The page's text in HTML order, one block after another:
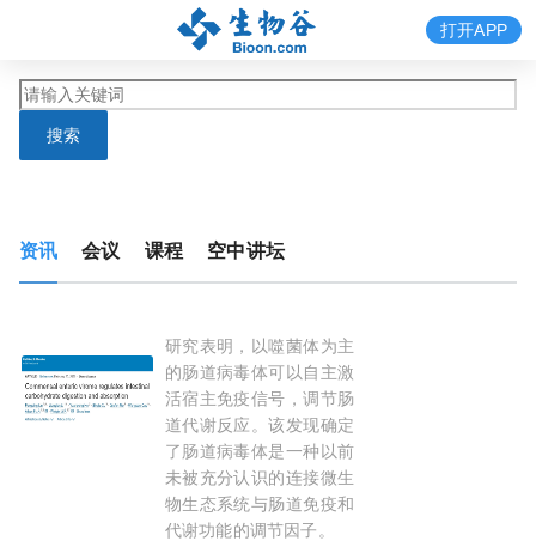
搜索
打开APP
资讯 会议 课程 空中讲坛
Cell子刊：肠道里的"隐形厨师"，李维勤/付爱坤
研究表明，以噬菌体为主
的肠道病毒体可以自主激
活宿主免疫信号，调节肠
道代谢反应。该发现确定
了肠道病毒体是一种以前
未被充分认识的连接微生
物生态系统与肠道免疫和
代谢功能的调节因子。